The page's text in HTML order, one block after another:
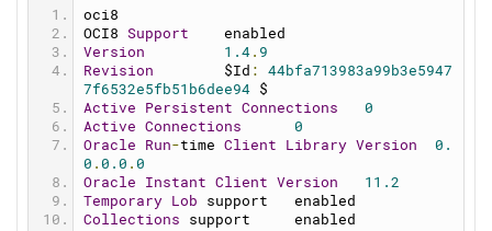
oci8
OCI8 Support
enabled
Version
1.4 . 9
Revision
$Id :
44bfa713983a99b3e5947
7f6532e5fb51b6dee94 $
Active
Persistent Connections
0
Active Connections
0
Oracle
Run-time Client Library Version
0.
0 . 0.0 . 0
Oracle
Instant Client Version
11.2
Temporary Lob
support 	enabled
Collections
support 	enabled